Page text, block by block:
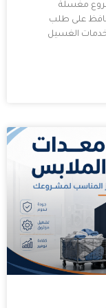
مغسلة
على طلب
خدمات الغسيل